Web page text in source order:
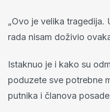
„Ovo je velika tragedija.
rada nisam doživio
Istaknuo je i kako su
poduzete sve potrebne
putnika i članova